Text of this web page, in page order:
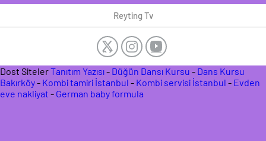
Mührünü Teslim Alıyor!
Reyting Tv
Dost SitelerTanıtım Yazısı- Düğün Dansı Kursu - Dans Kursu
Bakırköy- Kombi tamiri İstanbul - Kombi servisi İstanbul - Evden
eve nakliyat - German baby formula